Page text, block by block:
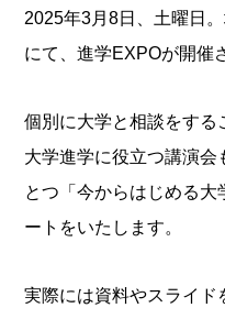
2025年3月8日、土曜日
にて、進学EXPOが開催
個別に大学と相談をする
大学進学に役立つ講演会
とつ「今からはじめる
ートをいたします。
実際には資料やスライド